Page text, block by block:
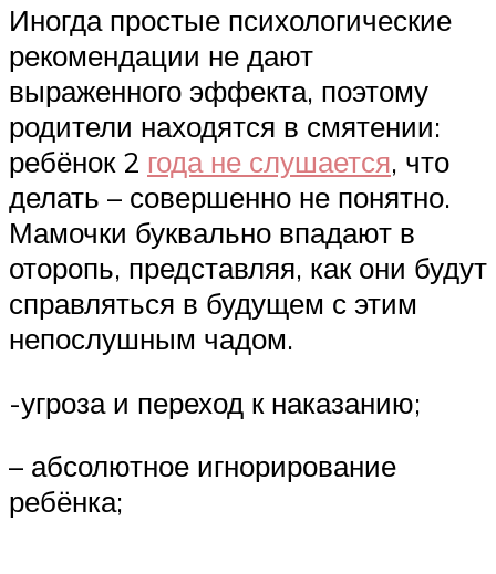
Иногда простые психологические
рекомендации не дают
выраженного эффекта, поэтому
родители находятся в смятении:
ребёнок 2 года не слушается, что
делать – совершенно не понятно.
Мамочки буквально впадают в
оторопь, представляя, как они будут
справляться в будущем с этим
непослушным чадом.
-угроза и переход к наказанию;
– абсолютное игнорирование
ребёнка;